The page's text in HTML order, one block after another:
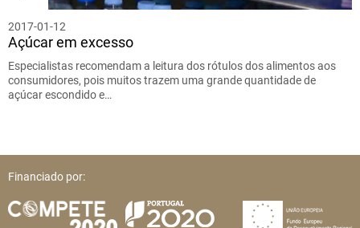
2017-01-12
Açúcar em excesso
Especialistas recomendam a leitura dos rótulos dos alimentos aos
consumidores, pois muitos trazem uma grande quantidade de
açúcar escondido e…
Financiado por: